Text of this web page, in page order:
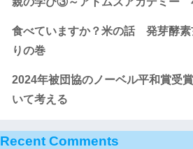
食べていますか？米の話 発芽酵素
りの巻
2024年被団協のノーベル平和賞受
いて考える
Recent Comments